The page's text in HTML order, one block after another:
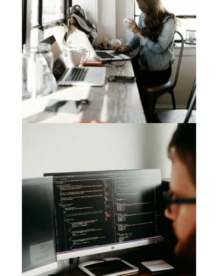
Nous avons testé Figma Maker avec Cursor
: retour réel d’un CTO, sans fantasmes
par Vincent Journel Jan 27, 2026
Architecture, Design
IA & product design / Figma Maker & Cursor
Nous avons testé Figma Maker couplé à Cursor.
développeurs vont disparaître ?” mais “qu’est-
ce qui change réellement dans notre métier ?”
Pourquoi tout le monde pose la mauvaise...